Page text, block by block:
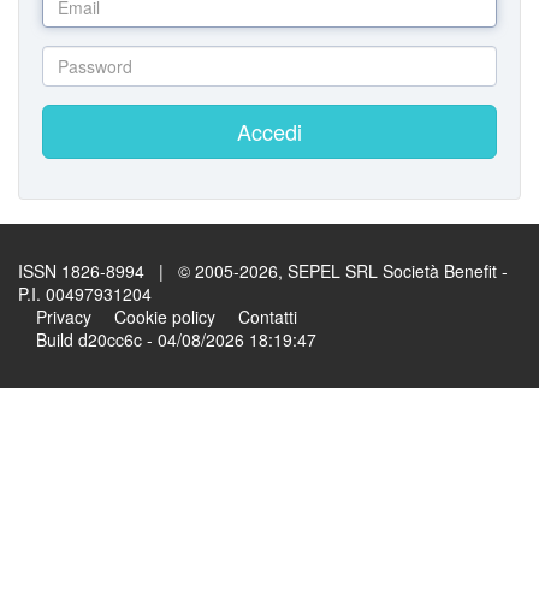
Accedi
ISSN 1826-8994 | © 2005-2026, SEPEL SRL Società Benefit -
P.I. 00497931204
Privacy
Cookie policy
Contatti
Build d20cc6c - 04/08/2026 18:19:47